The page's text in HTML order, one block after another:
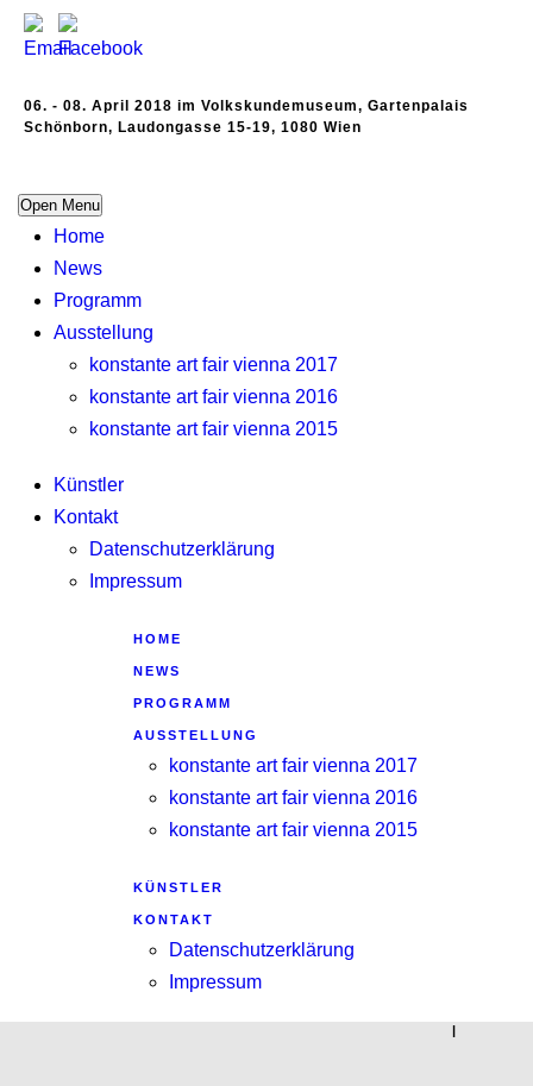
06. - 08. April 2018 im Volkskundemuseum, Gartenpalais
Schönborn, Laudongasse 15-19, 1080 Wien
Open Menu
Home
News
Programm
Ausstellung
konstante art fair vienna 2017
konstante art fair vienna 2016
konstante art fair vienna 2015
Künstler
Kontakt
Datenschutzerklärung
Impressum
HOME
NEWS
PROGRAMM
AUSSTELLUNG
konstante art fair vienna 2017
konstante art fair vienna 2016
konstante art fair vienna 2015
KÜNSTLER
KONTAKT
Datenschutzerklärung
Impressum
|